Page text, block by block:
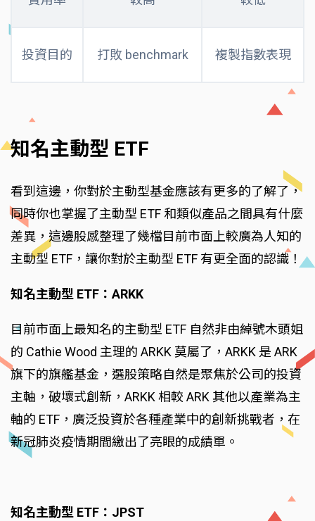
投資目的 打敗 benchmark 複製指數表現
知名主動型 ETF
看到這邊，你對於主動型基金應該有更多的了解了，
同時你也掌握了主動型 ETF 和類似產品之間具有什麼
差異，這邊股感整理了幾檔目前市面上較廣為人知的
主動型 ETF，讓你對於主動型 ETF 有更全面的認識！
知名主動型 ETF：ARKK
目前市面上最知名的主動型 ETF 自然非由綽號木頭姐
的 Cathie Wood 主理的 ARKK 莫屬了，ARKK 是 ARK
旗下的旗艦基金，選股策略自然是聚焦於公司的投資
主軸，破壞式創新，ARKK 相較 ARK 其他以產業為主
軸的 ETF，廣泛投資於各種產業中的創新挑戰者，在
新冠肺炎疫情期間繳出了亮眼的成績單。
知名主動型 ETF：JPST